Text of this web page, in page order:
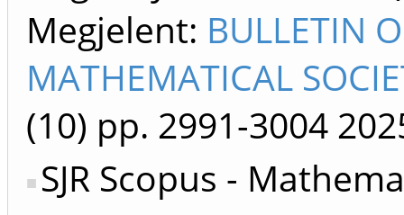
Megjelent: BULLETIN
MATHEMATICAL
(10) pp. 2991-3004
SJR Scopus -